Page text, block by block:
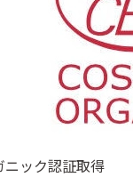
ニック認証取得